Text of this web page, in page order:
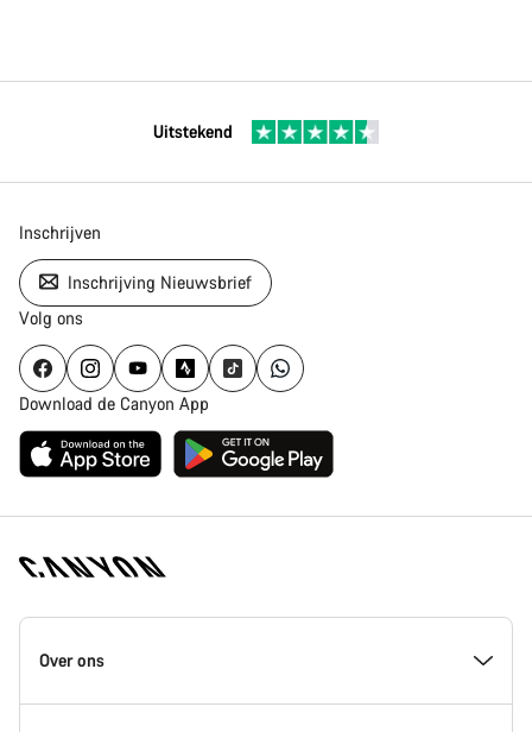
Uitstekend
Inschrijven
Inschrijving Nieuwsbrief
Volg ons
Download de Canyon App
Canyon
Homepage
Over ons